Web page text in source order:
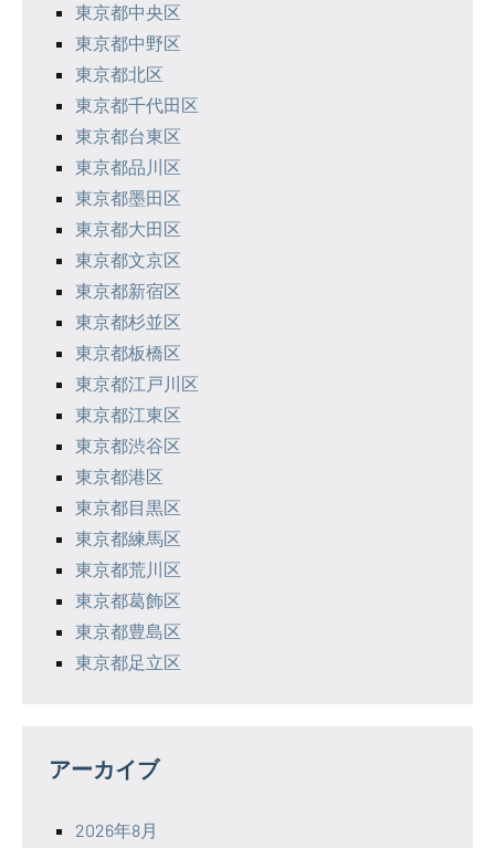
東京都中央区
東京都中野区
東京都北区
東京都千代田区
東京都台東区
東京都品川区
東京都墨田区
東京都大田区
東京都文京区
東京都新宿区
東京都杉並区
東京都板橋区
東京都江戸川区
東京都江東区
東京都渋谷区
東京都港区
東京都目黒区
東京都練馬区
東京都荒川区
東京都葛飾区
東京都豊島区
東京都足立区
アーカイブ
2026年8月